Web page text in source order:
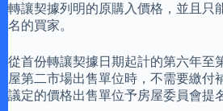
轉讓契據列明的原購入價格，並且只
名的買家。
從首份轉讓契據日期起計的第六年至
屋第二市場出售單位時，不需要繳付
議定的價格出售單位予房屋委員會提